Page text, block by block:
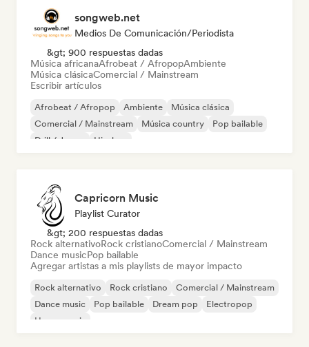
songweb.net
Medios De Comunicación/Periodista
&gt; 900 respuestas dadas
Música africanaAfrobeat / AfropopAmbiente
Música clásicaComercial / Mainstream
Escribir artículos
Afrobeat / Afropop Ambiente
Música clásica
Comercial / Mainstream
Música country
Pop bailable
Drill / Jersey
Hip-hop
Capricorn Music
Playlist Curator
&gt; 200 respuestas dadas
Rock alternativoRock cristianoComercial / Mainstream
Dance musicPop bailable
Agregar artistas a mis playlists de mayor impacto
Rock alternativo Rock cristiano
Comercial / Mainstream
Dance music
Pop bailable Dream pop
Electropop
House music